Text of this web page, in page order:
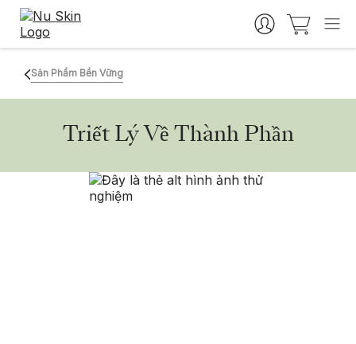
Sản Phẩm Bền Vững
Triết Lý Về Thành Phần